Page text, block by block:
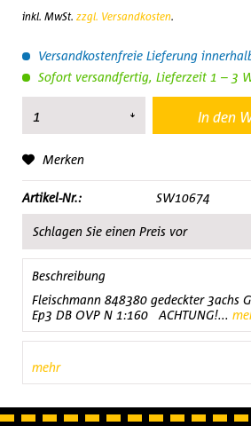
inkl. MwSt. zzgl. Versandkosten.
Versandkostenfreie Lieferung
Sofort versandfertig, Lieferzeit 1 – 3
In den
Merken
Artikel-Nr.: SW10674
Schlagen Sie einen Preis vor
Beschreibung
Fleischmann 848380 gedeckter 3achs
Ep3 DB OVP N 1:160 ACHTUNG!...
mehr